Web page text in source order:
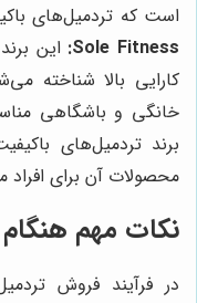
است که تردمیل‌های
Sole Fitness: این
کارایی بالا شناخته
خانگی و باشگاهی
برند تردمیل‌های
محصولات آن برای
نکات مهم
در فرآیند فروش